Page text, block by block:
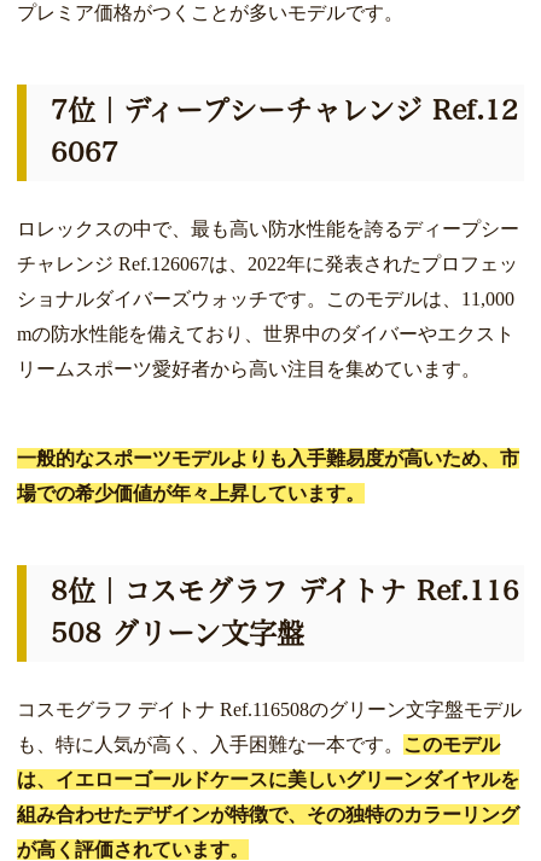
プレミア価格がつくことが多いモデルです。
7位｜ディープシーチャレンジ Ref.12
6067
ロレックスの中で、最も高い防水性能を誇るディープシー
チャレンジ Ref.126067は、2022年に発表されたプロフェッ
ショナルダイバーズウォッチです。このモデルは、11,000
mの防水性能を備えており、世界中のダイバーやエクスト
リームスポーツ愛好者から高い注目を集めています。
一般的なスポーツモデルよりも入手難易度が高いため、市
場での希少価値が年々上昇しています。
8位｜コスモグラフ デイトナ Ref.116
508 グリーン文字盤
コスモグラフ デイトナ Ref.116508のグリーン文字盤モデル
も、特に人気が高く、入手困難な一本です。 このモデル
は、イエローゴールドケースに美しいグリーンダイヤルを
組み合わせたデザインが特徴で、その独特のカラーリング
が高く評価されています。